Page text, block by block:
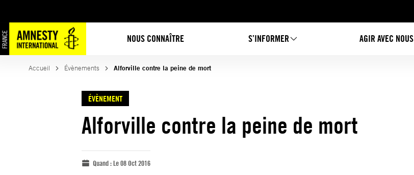
NOUS CONNAÎTRE S’INFORMER AGIR AVEC NOUS
Accueil Évènements Alforville contre la peine de mort
ÉVÈNEMENT
Alforville contre la peine de mort
Quand :Le 08 Oct 2016